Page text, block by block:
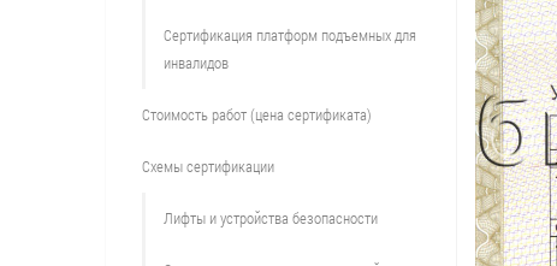
Сертификация платформ подъемных для
инвалидов
Стоимость работ (цена сертификата)
Схемы сертификации
Лифты и устройства безопасности